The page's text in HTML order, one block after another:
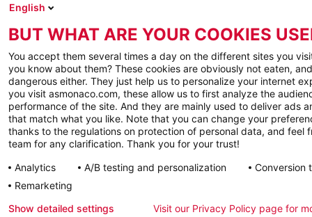
English
BUT WHAT ARE YOUR COOKIES
You accept them several times a day on the different sites you
you know about them? These cookies are obviously not eaten,
dangerous either. They just help us to personalize your internet
you visit asmonaco.com, these allow us to first analyze the
performance of the site. And they are mainly used to deliver ads
that match what you like. Note that you can change your
thanks to the regulations on protection of personal data, and feel
team for any clarification. Thank you for your trust!
Analytics
A/B testing and personalization
Conversion
Remarketing
Show detailed settings
Visit our Privacy Policy page for